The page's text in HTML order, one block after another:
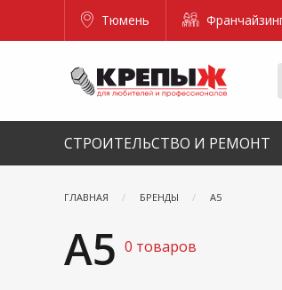
Тюмень
СТРОИТЕЛЬСТВО И РЕМОНТ
ГЛАВНАЯ БРЕНДЫ А5
А5 0 товаров